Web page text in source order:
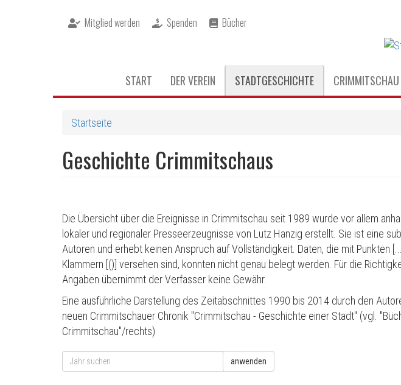
Mitglied werden Spenden Bücher
Hauptnavigation
START DER VEREIN STADTGESCHICHTE CRIMMITSCHAU
Startseite
Geschichte Crimmitschaus
Die Übersicht über die Ereignisse in Crimmitschau seit 1989 wurde vor allem
lokaler und regionaler Presseerzeugnisse von Lutz Hanzig erstellt. Sie ist eine
Autoren und erhebt keinen Anspruch auf Vollständigkeit. Daten, die mit Punkten
Klammern [()] versehen sind, konnten nicht genau belegt werden. Für die
Angaben übernimmt der Verfasser keine Gewähr.
Eine ausführliche Darstellung des Zeitabschnittes 1990 bis 2014 durch den
neuen Crimmitschauer Chronik "Crimmitschau - Geschichte einer Stadt" (vgl.
Crimmitschau"/rechts)
anwenden